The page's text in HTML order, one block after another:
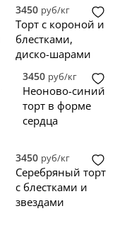
3450 руб/кг
Торт с короной и
блестками,
диско-шарами
3450 руб/кг
Неоново-синий
торт в форме
сердца
3450 руб/кг
Серебряный торт
с блестками и
звездами